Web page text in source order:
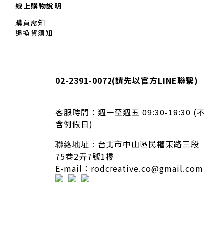
線上購物說明
購買需知
退換貨須知
02-2391-0072(請先以官方LINE聯繫)
客服時間： 週一至週五 09:30-18:30 (不
含例假日)
聯絡地址： 台北市中山區民權東路三段
75巷2弄7號1樓
E-mail：rodcreative.co@gmail.com